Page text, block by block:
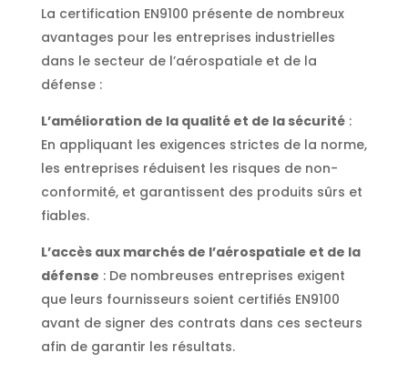
La certification EN9100 présente de nombreux
avantages pour les entreprises industrielles
dans le secteur de l’aérospatiale et de la
défense :
L’amélioration de la qualité et de la sécurité:
En appliquant les exigences strictes de la norme,
les entreprises réduisent les risques de non-
conformité, et garantissent des produits sûrs et
fiables.
L’accès aux marchés de l’aérospatiale et de la
défense : De nombreuses entreprises exigent
que leurs fournisseurs soient certifiés EN9100
avant de signer des contrats dans ces secteurs
afin de garantir les résultats.